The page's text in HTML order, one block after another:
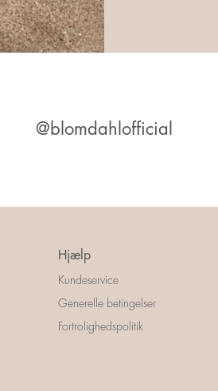
@blomdahlofficial
Hjælp
Kundeservice
Generelle betingelser
Fortrolighedspolitik